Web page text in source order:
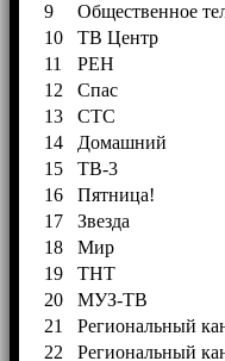
9
Общественное
10
ТВ Центр
11
РЕН
12
Спас
13
СТС
14
Домашний
15
ТВ-3
16
Пятница!
17
Звезда
18
Мир
19
ТНТ
20
МУЗ-ТВ
21
Региональный
22
Региональный